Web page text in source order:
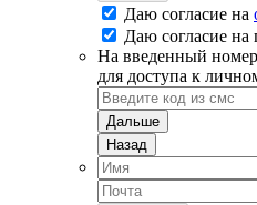
Даю согласие на
Даю согласие на
На введенный
для доступа к
Дальше
Назад